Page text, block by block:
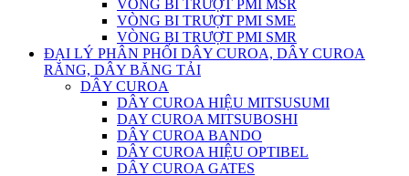
VÒNG BI TRƯỢT PMI MSR
VÒNG BI TRƯỢT PMI SME
VÒNG BI TRƯỢT PMI SMR
ĐẠI LÝ PHÂN PHỐI DÂY CUROA, DÂY CUROA
RĂNG, DÂY BĂNG TẢI
DÂY CUROA
DÂY CUROA HIỆU MITSUSUMI
DAY CUROA MITSUBOSHI
DÂY CUROA BANDO
DÂY CUROA HIỆU OPTIBEL
DÂY CUROA GATES